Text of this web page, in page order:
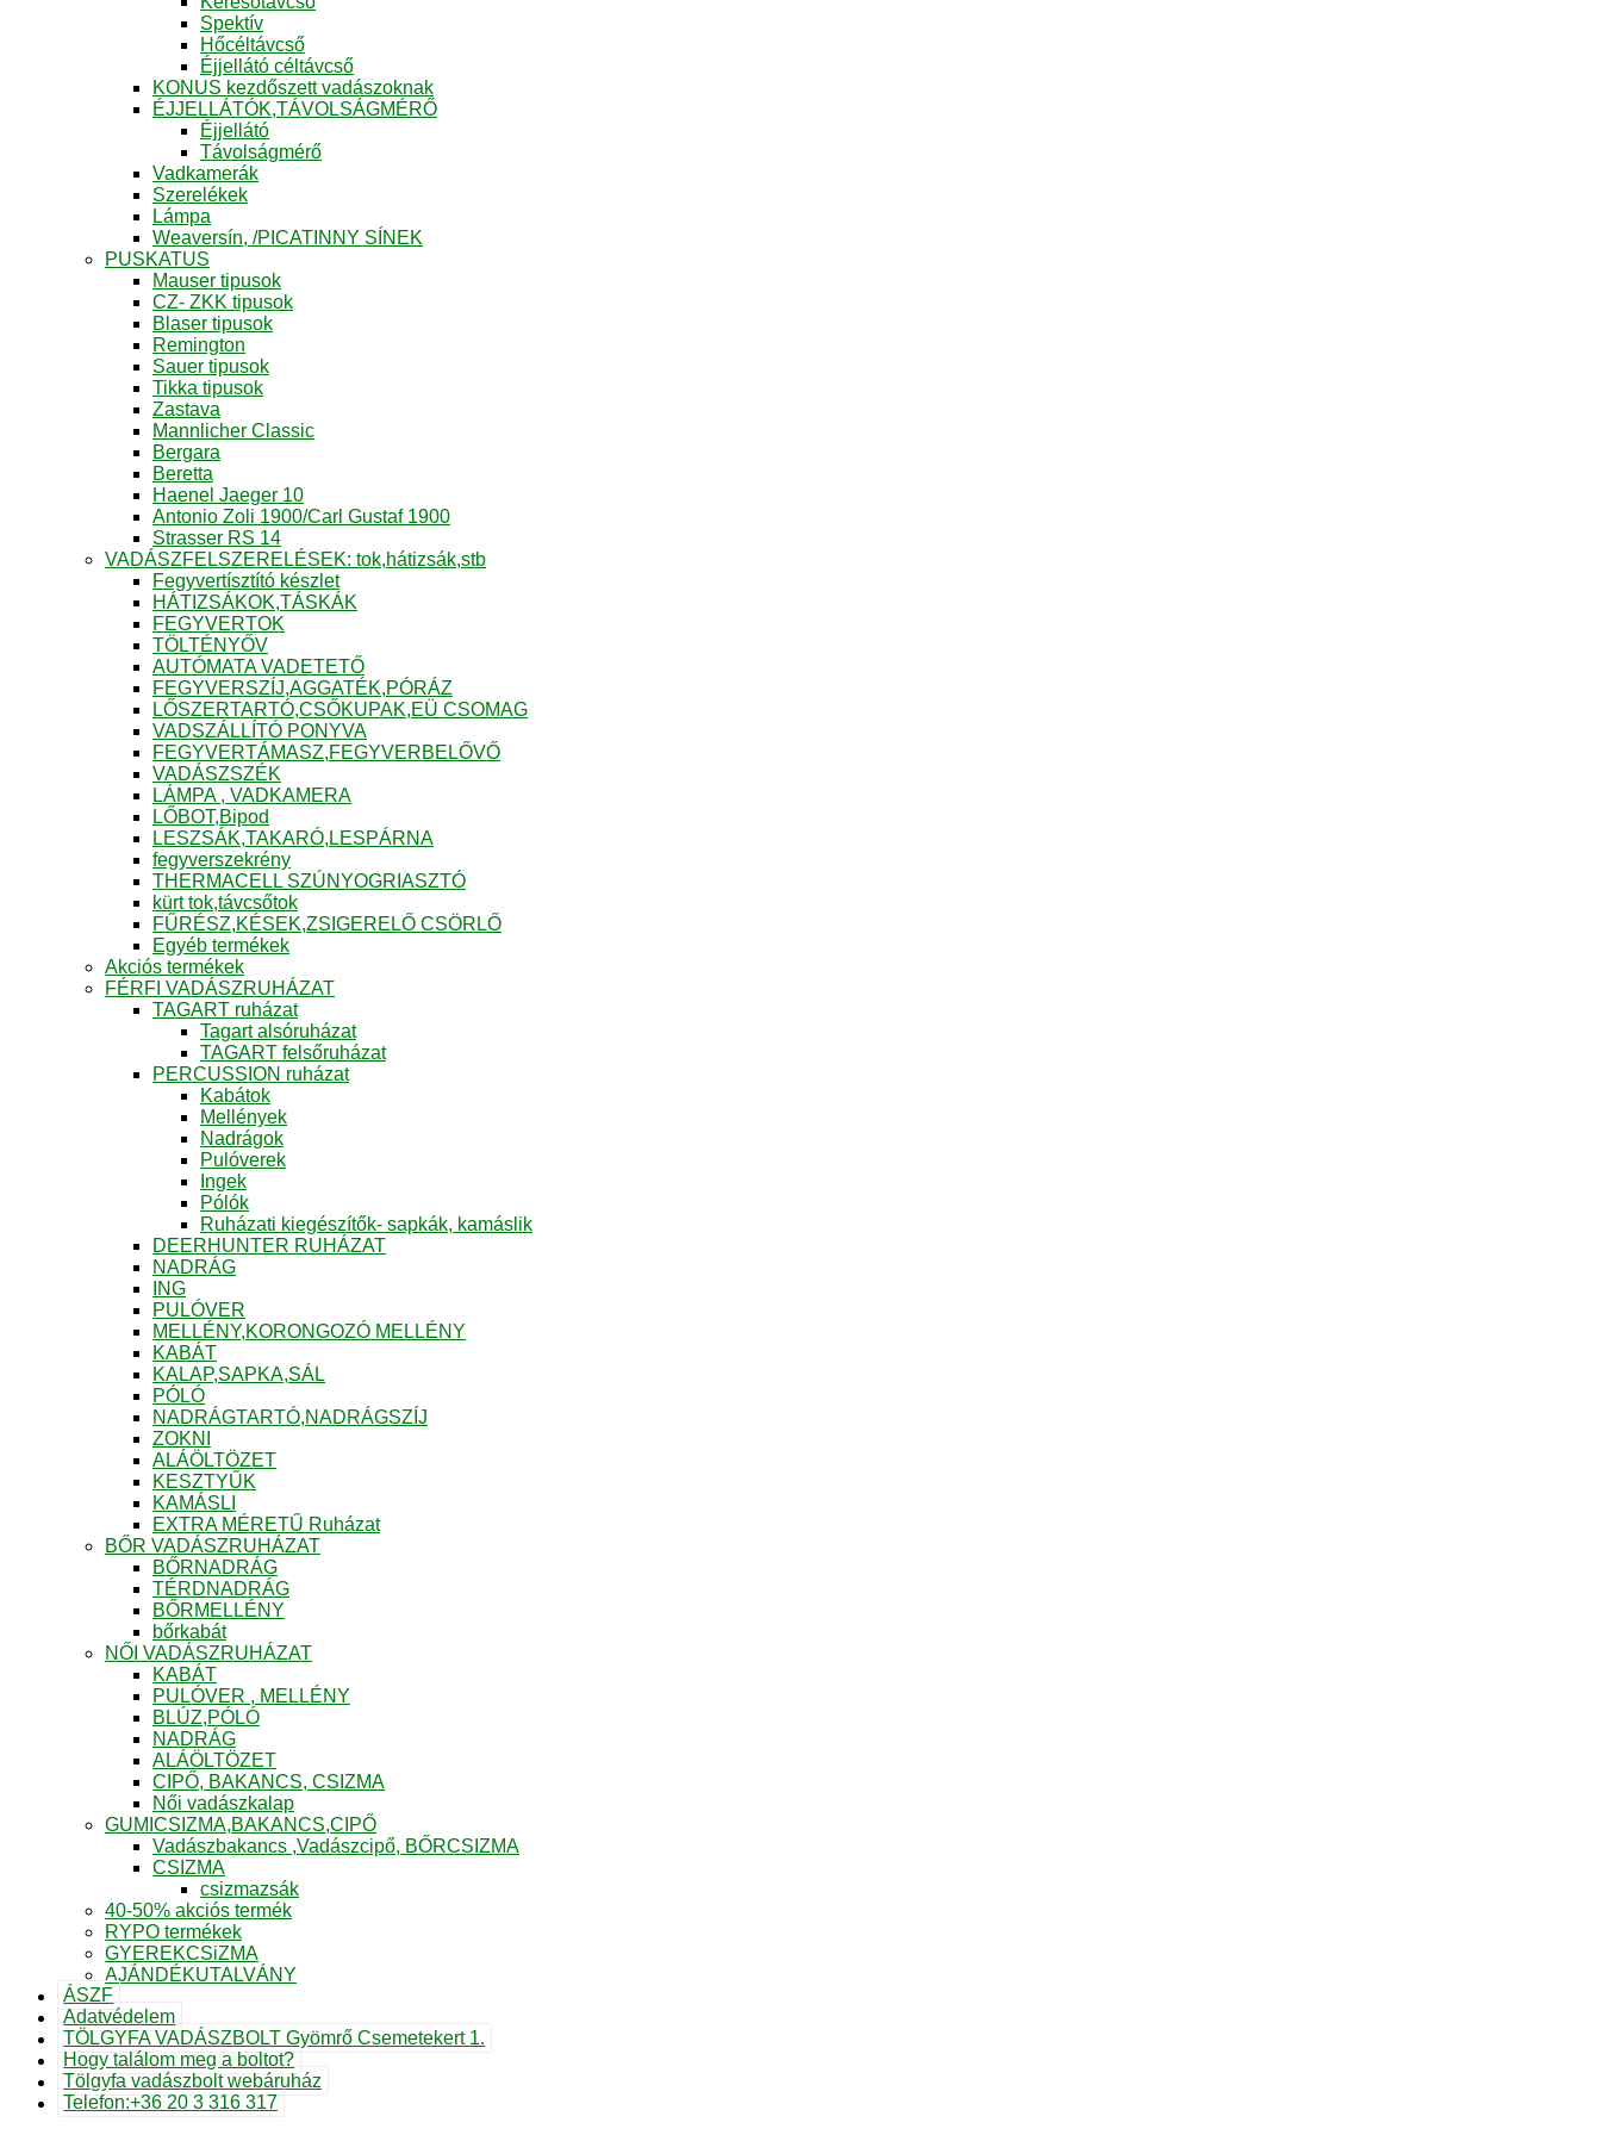
Spektív
Hőcéltávcső
Éjjellátó céltávcső
KONUS kezdőszett vadászoknak
ÉJJELLÁTÓK,TÁVOLSÁGMÉRŐ
Éjjellátó
Távolságmérő
Vadkamerák
Szerelékek
Lámpa
Weaversín, /PICATINNY SÍNEK
PUSKATUS
Mauser tipusok
CZ- ZKK tipusok
Blaser tipusok
Remington
Sauer tipusok
Tikka tipusok
Zastava
Mannlicher Classic
Bergara
Beretta
Haenel Jaeger 10
Antonio Zoli 1900/Carl Gustaf 1900
Strasser RS 14
VADÁSZFELSZERELÉSEK: tok,hátizsák,stb
Fegyvertísztító készlet
HÁTIZSÁKOK,TÁSKÁK
FEGYVERTOK
TÖLTÉNYŐV
AUTÓMATA VADETETŐ
FEGYVERSZÍJ,AGGATÉK,PÓRÁZ
LŐSZERTARTÓ,CSŐKUPAK,EÜ CSOMAG
VADSZÁLLÍTÓ PONYVA
FEGYVERTÁMASZ,FEGYVERBELŐVŐ
VADÁSZSZÉK
LÁMPA , VADKAMERA
LŐBOT,Bipod
LESZSÁK,TAKARÓ,LESPÁRNA
fegyverszekrény
THERMACELL SZÚNYOGRIASZTÓ
kürt tok,távcsőtok
FŰRÉSZ,KÉSEK,ZSIGERELŐ CSÖRLŐ
Egyéb termékek
Akciós termékek
FÉRFI VADÁSZRUHÁZAT
TAGART ruházat
Tagart alsóruházat
TAGART felsőruházat
PERCUSSION ruházat
Kabátok
Mellények
Nadrágok
Pulóverek
Ingek
Pólók
Ruházati kiegészítők- sapkák, kamáslik
DEERHUNTER RUHÁZAT
NADRÁG
ING
PULÓVER
MELLÉNY,KORONGOZÓ MELLÉNY
KABÁT
KALAP,SAPKA,SÁL
PÓLÓ
NADRÁGTARTÓ,NADRÁGSZÍJ
ZOKNI
ALÁÖLTÖZET
KESZTYŰK
KAMÁSLI
EXTRA MÉRETŰ Ruházat
BŐR VADÁSZRUHÁZAT
BŐRNADRÁG
TÉRDNADRÁG
BŐRMELLÉNY
bőrkabát
NŐI VADÁSZRUHÁZAT
KABÁT
PULÓVER , MELLÉNY
BLÚZ,PÓLÓ
NADRÁG
ALÁÖLTÖZET
CIPŐ, BAKANCS, CSIZMA
Női vadászkalap
GUMICSIZMA,BAKANCS,CIPŐ
Vadászbakancs ,Vadászcipő, BŐRCSIZMA
CSIZMA
csizmazsák
40-50% akciós termék
RYPO termékek
GYEREKCSiZMA
AJÁNDÉKUTALVÁNY
ÁSZF
Adatvédelem
TÖLGYFA VADÁSZBOLT Gyömrő Csemetekert 1.
Hogy találom meg a boltot?
Tölgyfa vadászbolt webáruház
Telefon:+36 20 3 316 317